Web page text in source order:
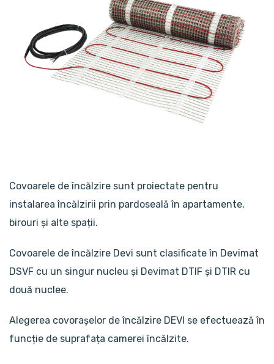
Covoarele de încălzire sunt proiectate pentru
instalarea încălzirii prin pardoseală în apartamente,
birouri și alte spații.
Covoarele de încălzire Devi sunt clasificate în Devimat
DSVF cu un singur nucleu și Devimat DTIF și DTIR cu
două nuclee.
Alegerea covorașelor de încălzire DEVI se efectuează în
funcție de suprafața camerei încălzite.